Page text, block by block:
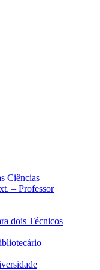
Ciências
– Professor
dois Técnicos